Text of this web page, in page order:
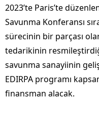
2023’te Paris’te
Savunma Konferansı
sürecinin bir parçası
tedarikinin
savunma sanayiinin
EDIRPA programı
finansman alacak.